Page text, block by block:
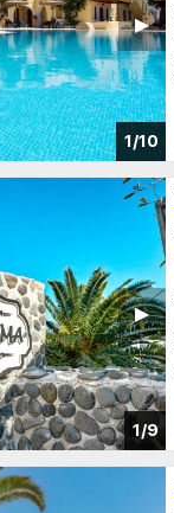
1/10
▶︎
1/9
▶︎